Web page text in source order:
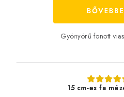
Gyönyörű fonott
15 cm-es fa